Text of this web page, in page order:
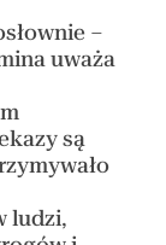
–
uważa
są
ludzi,